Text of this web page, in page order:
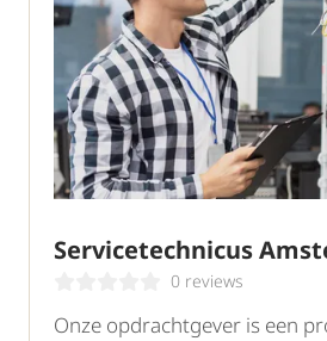
Servicetechnicus
0 reviews
Onze opdrachtgever is een